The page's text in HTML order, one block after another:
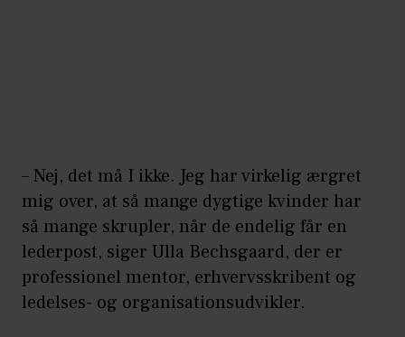
– Nej, det må I ikke. Jeg har virkelig ærgret
mig over, at så mange dygtige kvinder har
så mange skrupler, når de endelig får en
lederpost, siger Ulla Bechsgaard, der er
professionel mentor, erhvervsskribent og
ledelses- og organisationsudvikler.